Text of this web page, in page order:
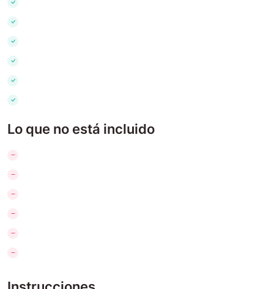
Lo que no está incluido